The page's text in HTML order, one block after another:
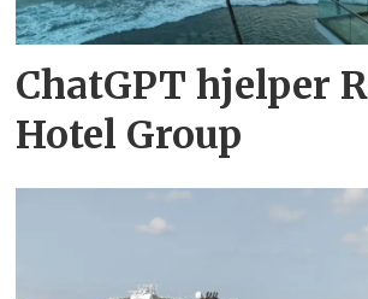
ChatGPT hjelper
Hotel Group